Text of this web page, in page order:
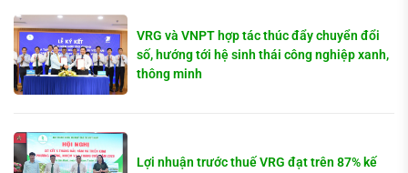
VRG và VNPT hợp tác thúc đẩy chuyển đổi
số, hướng tới hệ sinh thái công nghiệp xanh,
thông minh
Lợi nhuận trước thuế VRG đạt trên 87% kế